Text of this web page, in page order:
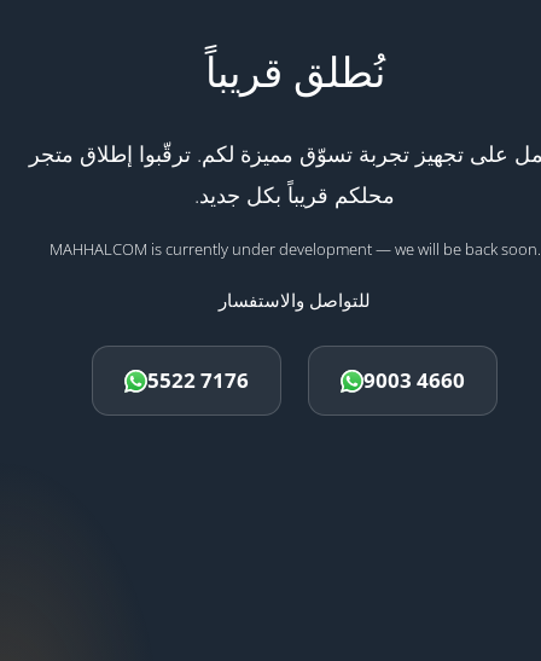
نُطلق قريباً
على تجهيز تجربة تسوّق مميزة لكم. ترقّبوا إطلاق متجر
محلكم قريباً بكل جديد.
MAHHALCOM is currently under development — we will be back soon.
للتواصل والاستفسار
5522 7176 9003 4660